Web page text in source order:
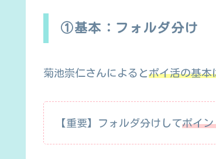
①基本：フォルダ分け
菊池崇仁さんによるとポイ活の基本
【重要】フォルダ分けしてポイン